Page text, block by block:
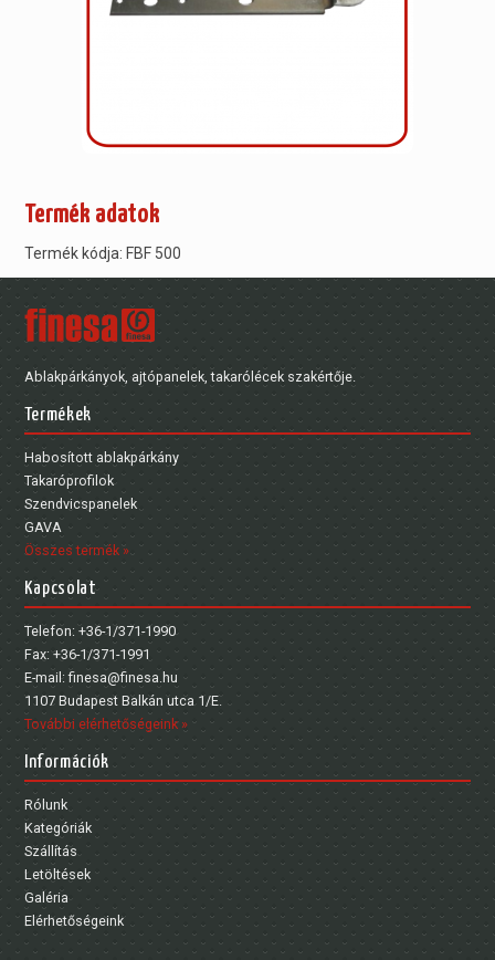
Termék adatok
Termék kódja: FBF 500
Ablakpárkányok, ajtópanelek, takarólécek szakértője.
Termékek
Habosított ablakpárkány
Takaróprofilok
Szendvicspanelek
GAVA
Összes termék »
Kapcsolat
Telefon: +36-1/371-1990
Fax: +36-1/371-1991
E-mail: finesa@finesa.hu
1107 Budapest Balkán utca 1/E.
További elérhetőségeink »
Információk
Rólunk
Kategóriák
Szállítás
Letöltések
Galéria
Elérhetőségeink